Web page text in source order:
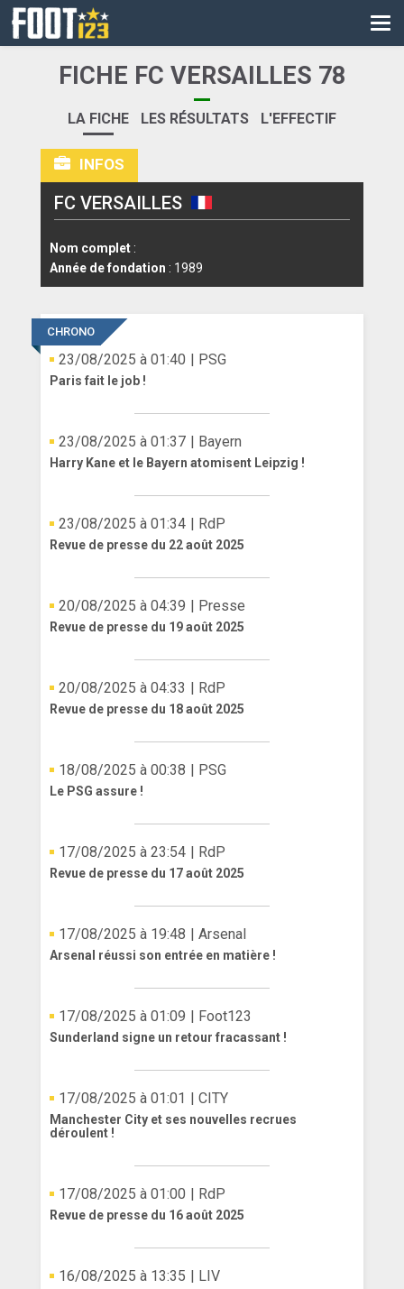
CM
LIGUE DES CHAMPIONS
PALMARÈS
LES DIRECTS
LIGUE 1
NATIONAL
COUPE DE FRANCE
ANGLETERRE
ALLEMAGNE
FICHE FC VERSAILLES 78
LA FICHE LES RÉSULTATS L'EFFECTIF
INFOS
FC VERSAILLES
Nom complet :
Année de fondation : 1989
CHRONO
23/08/2025 à 01:40 | PSG
Paris fait le job !
23/08/2025 à 01:37 | Bayern
Harry Kane et le Bayern atomisent Leipzig !
23/08/2025 à 01:34 | RdP
Revue de presse du 22 août 2025
20/08/2025 à 04:39 | Presse
Revue de presse du 19 août 2025
20/08/2025 à 04:33 | RdP
Revue de presse du 18 août 2025
18/08/2025 à 00:38 | PSG
Le PSG assure !
17/08/2025 à 23:54 | RdP
Revue de presse du 17 août 2025
17/08/2025 à 19:48 | Arsenal
Arsenal réussi son entrée en matière !
17/08/2025 à 01:09 | Foot123
Sunderland signe un retour fracassant !
17/08/2025 à 01:01 | CITY
Manchester City et ses nouvelles recrues
déroulent !
17/08/2025 à 01:00 | RdP
Revue de presse du 16 août 2025
16/08/2025 à 13:35 | LIV